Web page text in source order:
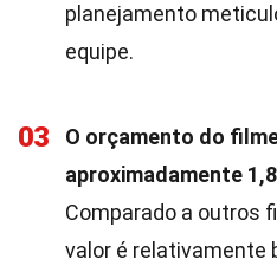
planejamento
equipe.
03
O orçamento do
aproximadamente
Comparado a outros
valor é relativamente